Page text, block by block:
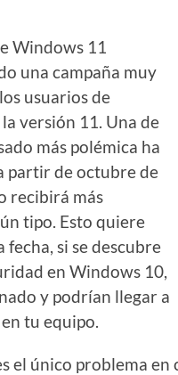
Windows 11
una campaña muy
usuarios de
versión 11. Una de
más polémica ha
partir de octubre de
recibirá más
tipo. Esto quiere
si se descubre
en Windows 10,
y podrían llegar a
tu equipo.
el único problema